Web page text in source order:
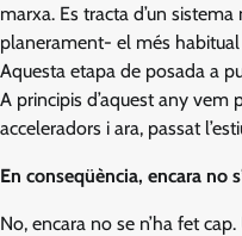
marxa. Es tracta d’un
planerament- el més habitual
Aquesta etapa de posada a
A principis d’aquest any vem
acceleradors i ara, passat
En conseqüència, encara no
No, encara no se n’ha fet